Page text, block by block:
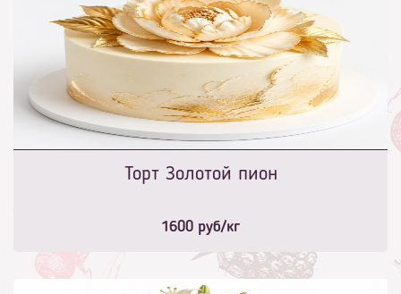
Торт Золотой пион
1600 руб/кг